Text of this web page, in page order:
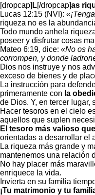
[dropcap] L[/dropcap]as
Lucas 12:15 (NVI):
riqueza no es la
Todo mundo anhela
poseer y disfrutar cosas
Mateo 6:19, dice: «No os
corrompen, y donde
Dios nos instruye y nos
exceso de bienes y de
La instrucción para
primeramente con la
de Dios. Y, en tercer lugar,
Hacer tesoros en el cielo
aquellos que suplen
El tesoro más valioso
orientadas a desarrollar el
La riqueza más grande y
mantenemos una relación
No hay placer más
enriquece la vida.
Invierta en su familia
¡Tu matrimonio y tu